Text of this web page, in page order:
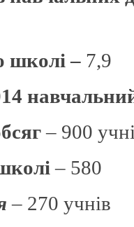
школі – 7,9
– 900
– 580
– 270 учнів